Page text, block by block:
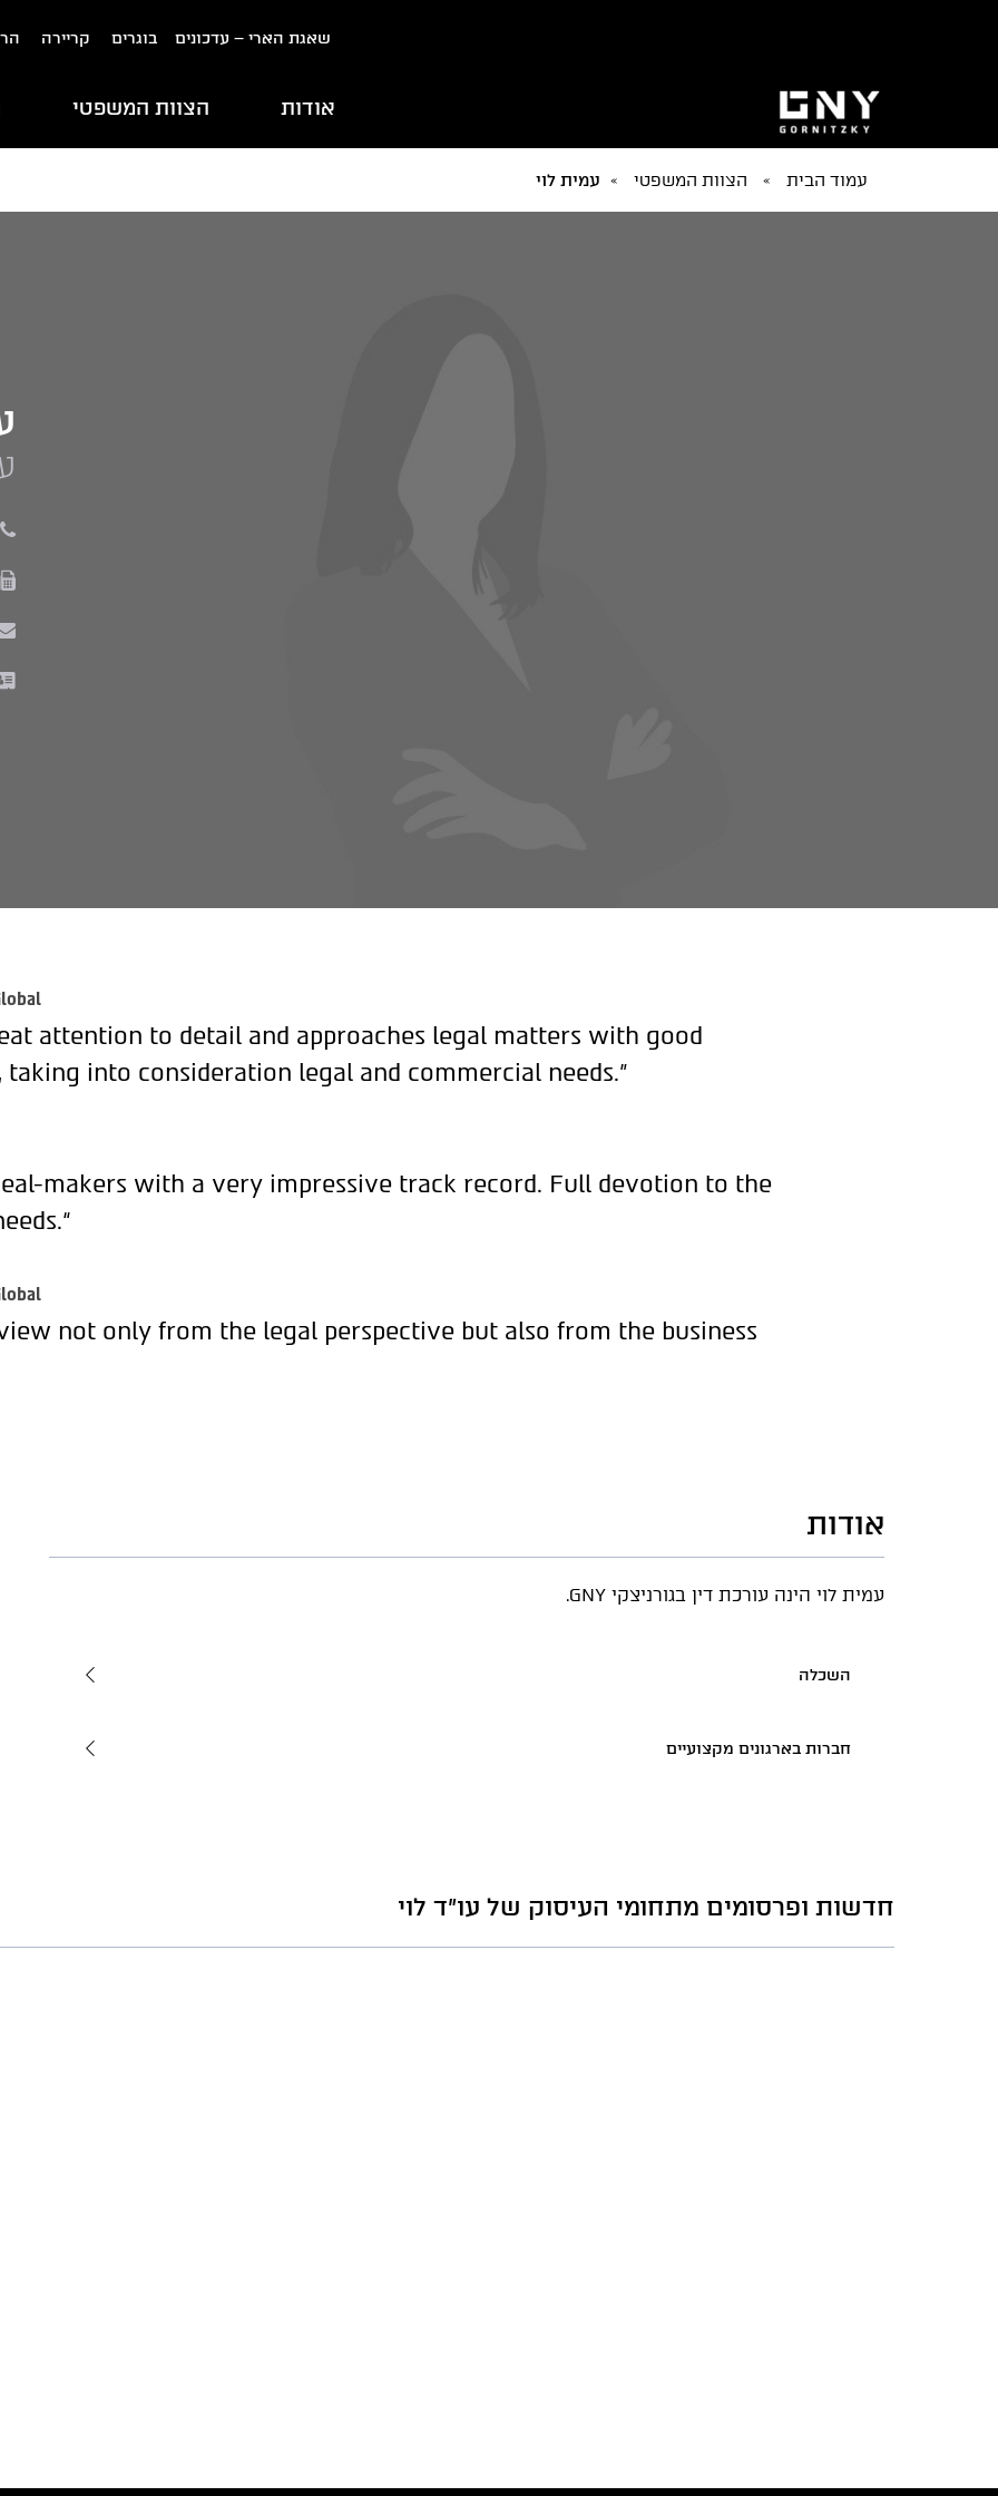
שאגת הארי – עדכונים בוגרים קריירה
אודות הצוות המשפטי
עמוד הבית » הצוות המשפטי » עמית לוי
attention to detail and approaches legal matters with good
taking into consideration legal and commercial needs."
makers with a very impressive track record. Full devotion to the
not only from the legal perspective but also from the business
אודות
עמית לוי הינה עורכת דין בגורניצקי GNY.
השכלה
חברות בארגונים מקצועיים
חדשות ופרסומים מתחומי העיסוק של עו"ד לוי